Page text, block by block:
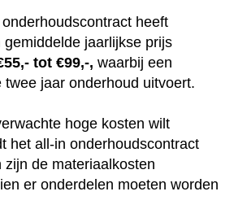
heeft
jaarlijkse prijs
tot €99,-, waarbij een
twee jaar onderhoud uitvoert.
hoge kosten wilt
het all-in onderhoudscontract
zijn de materiaalkosten
er onderdelen moeten worden